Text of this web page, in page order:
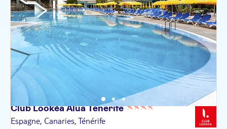
Club Lookéa AluaTenerife
Espagne, Canaries, Ténérife